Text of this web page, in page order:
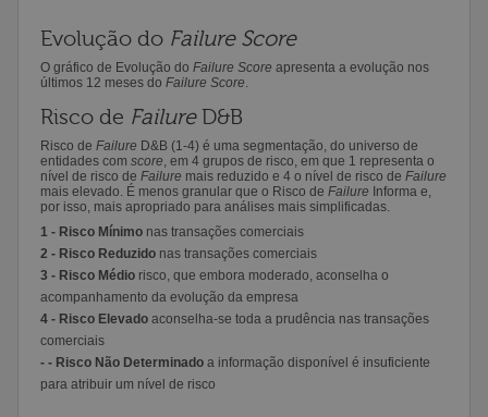
Evolução do Failure Score
O gráfico de Evolução do Failure Score apresenta a evolução nos
últimos 12 meses do Failure Score.
Risco de FailureD&B
Risco de Failure D&B (1-4) é uma segmentação, do universo de
entidades com score, em 4 grupos de risco, em que 1 representa o
nível de risco de Failure mais reduzido e 4 o nível de risco de Failure
mais elevado. É menos granular que o Risco de Failure Informa e,
por isso, mais apropriado para análises mais simplificadas.
1 - Risco Mínimonas transações comerciais
2 - Risco Reduzidonas transações comerciais
3 - Risco Médiorisco, que embora moderado, aconselha o
acompanhamento da evolução da empresa
4 - Risco Elevadoaconselha-se toda a prudência nas transações
comerciais
- - Risco Não Determinadoa informação disponível é insuficiente
para atribuir um nível de risco